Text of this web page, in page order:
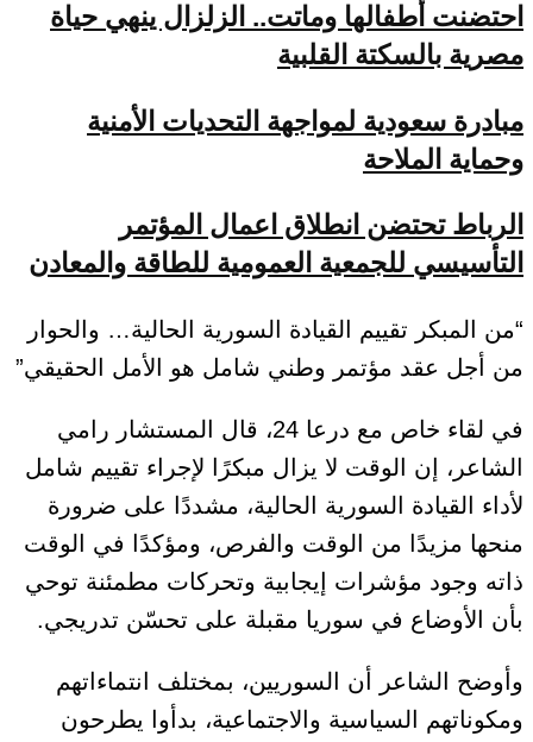
احتضنت أطفالها وماتت.. الزلزال ينهي حياة
مصرية بالسكتة القلبية
مبادرة سعودية لمواجهة التحديات الأمنية
وحماية الملاحة
الرباط تحتضن انطلاق اعمال المؤتمر
التأسيسي للجمعية العمومية للطاقة والمعادن
“من المبكر تقييم القيادة السورية الحالية… والحوار
من أجل عقد مؤتمر وطني شامل هو الأمل الحقيقي”
في لقاء خاص مع درعا 24، قال المستشار رامي
الشاعر، إن الوقت لا يزال مبكرًا لإجراء تقييم شامل
لأداء القيادة السورية الحالية، مشددًا على ضرورة
منحها مزيدًا من الوقت والفرص، ومؤكدًا في الوقت
ذاته وجود مؤشرات إيجابية وتحركات مطمئنة توحي
بأن الأوضاع في سوريا مقبلة على تحسّن تدريجي.
وأوضح الشاعر أن السوريين، بمختلف انتماءاتهم
ومكوناتهم السياسية والاجتماعية، بدأوا يطرحون